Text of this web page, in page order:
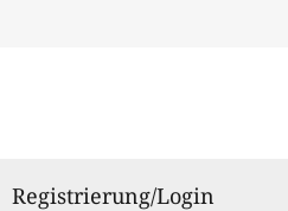
Registrierung/Login